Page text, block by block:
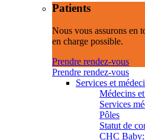
Patients
Nous vous assurons en
en charge possible.
Prendre rendez-vous
Prendre rendez-vous
Services et
Médecins
Services
Pôles
Statut de
CHC